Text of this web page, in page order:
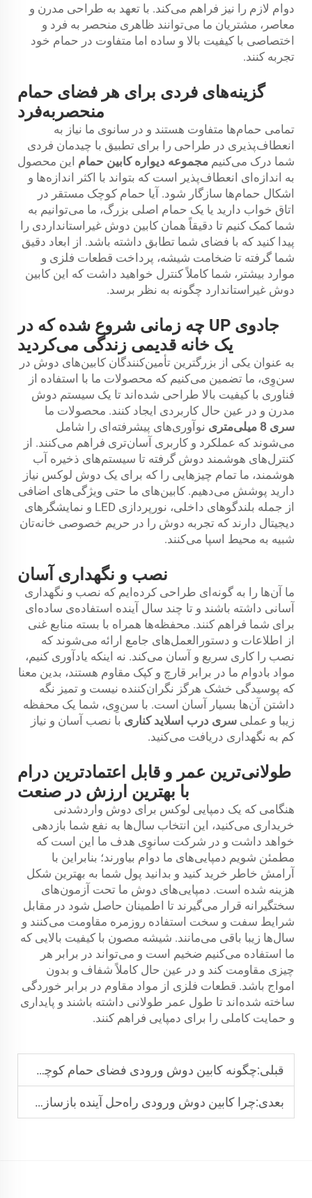
دوام لازم را نیز فراهم می‌کند. با تعهد به طراحی مدرن و
معاصر، مشتریان ما می‌توانند ظاهری منحصر به فرد و
اختصاصی با کیفیت بالا و ساده اما متفاوت در حمام خود
تجربه کنند.
گزینه‌های فردی برای هر فضای حمام
منحصربه‌فرد
تمامی حمام‌ها متفاوت هستند و در سانوی ما نیاز به
انعطاف‌پذیری در طراحی را برای تطبیق با چیدمان فردی
شما درک می‌کنیم مجموعه دیواره کابین حمام این محصول
به اندازه‌ای انعطاف‌پذیر است که بتواند با اکثر اندازه‌ها و
اشکال حمام‌ها سازگار شود. آیا حمام کوچک مستقر در
اتاق خواب دارید یا یک حمام اصلی بزرگ، ما می‌توانیم به
شما کمک کنیم تا دقیقاً همان کابین دوش غیراستانداردی را
پیدا کنید که با فضای شما تطابق داشته باشد. از ابعاد دقیق
شما گرفته تا ضخامت شیشه، پرداخت قطعات فلزی و
موارد بیشتر، شما کاملاً کنترل خواهید داشت که این کابین
دوش غیراستاندارد چگونه به نظر برسد.
جادوی UP چه زمانی شروع شده که در
یک خانه قدیمی زندگی می‌کردید
به عنوان یکی از بزرگترین تأمین‌کنندگان کابین‌های دوش در
سن‌وِی، ما تضمین می‌کنیم که محصولات ما با استفاده از
فناوری با کیفیت بالا طراحی شده‌اند تا یک سیستم دوش
مدرن و در عین حال کاربردی ایجاد کنند. محصولات ما
سری 8 میلی‌متری
نوآوری‌های پیشرفته‌ای را شامل
می‌شوند که عملکرد و کاربری آسان‌تری فراهم می‌کنند. از
کنترل‌های هوشمند دوش گرفته تا سیستم‌های ذخیره آب
هوشمند، ما تمام چیزهایی را که برای یک دوش لوکس نیاز
دارید پوشش می‌دهیم. کابین‌های ما حتی ویژگی‌های اضافی
از جمله بلندگوهای داخلی، نورپردازی LED و نمایشگرهای
دیجیتال دارند که تجربه دوش را در حریم خصوصی خانه‌تان
شبیه به محیط اسپا می‌کنند.
نصب و نگهداری آسان
ما آن‌ها را به گونه‌ای طراحی کرده‌ایم که نصب و نگهداری
آسانی داشته باشند و تا چند سال آینده استفاده‌ی ساده‌ای
برای شما فراهم کنند. محفظه‌ها همراه با بسته منابع غنی
از اطلاعات و دستورالعمل‌های جامع ارائه می‌شوند که
نصب را کاری سریع و آسان می‌کند. نه اینکه یادآوری کنیم،
مواد بادوام ما در برابر قارچ و کپک مقاوم هستند، بدین معنا
که پوسیدگی خشک هرگز نگران‌کننده نیست و تمیز نگه
داشتن آن‌ها بسیار آسان است. با سن‌وِی، شما یک محفظه
زیبا و عملی سری درب اسلاید کناری با نصب آسان و نیاز
کم به نگهداری دریافت می‌کنید.
طولانی‌ترین عمر و قابل اعتمادترین درام
با بهترین ارزش در صنعت
هنگامی که یک دمپایی لوکس برای دوش واردشدنی
خریداری می‌کنید، این انتخاب سال‌ها به نفع شما بازدهی
خواهد داشت و در شرکت سانوِی هدف ما این است که
مطمئن شویم دمپایی‌های ما دوام بیاورند؛ بنابراین با
آرامش خاطر خرید کنید و بدانید پول شما به بهترین شکل
هزینه شده است. دمپایی‌های دوش ما تحت آزمون‌های
سختگیرانه قرار می‌گیرند تا اطمینان حاصل شود در مقابل
شرایط سفت و سخت استفاده روزمره مقاومت می‌کنند و
سال‌ها زیبا باقی می‌مانند. شیشه مصون با کیفیت بالایی که
ما استفاده می‌کنیم ضخیم است و می‌تواند در برابر هر
چیزی مقاومت کند و در عین حال کاملاً شفاف و بدون
امواج باشد. قطعات فلزی از مواد مقاوم در برابر خوردگی
ساخته شده‌اند تا طول عمر طولانی داشته باشند و پایداری
و حمایت کاملی را برای دمپایی فراهم کنند.
قبلی:چگونه کابین دوش ورودی فضای حمام کوچک را به حداکثر می‌رساند
بعدی:چرا کابین دوش ورودی راه‌حل آینده بازسازی حمام است